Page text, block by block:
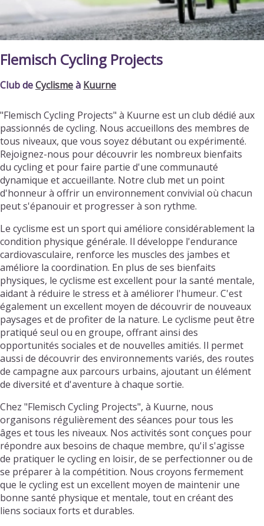
Flemisch Cycling Projects
Club deCyclismeà Kuurne
"Flemisch Cycling Projects" à Kuurne est un club dédié aux
passionnés de cycling. Nous accueillons des membres de
tous niveaux, que vous soyez débutant ou expérimenté.
Rejoignez-nous pour découvrir les nombreux bienfaits
du cycling et pour faire partie d'une communauté
dynamique et accueillante. Notre club met un point
d'honneur à offrir un environnement convivial où chacun
peut s'épanouir et progresser à son rythme.
Le cyclisme est un sport qui améliore considérablement la
condition physique générale. Il développe l'endurance
cardiovasculaire, renforce les muscles des jambes et
améliore la coordination. En plus de ses bienfaits
physiques, le cyclisme est excellent pour la santé mentale,
aidant à réduire le stress et à améliorer l'humeur. C'est
également un excellent moyen de découvrir de nouveaux
paysages et de profiter de la nature. Le cyclisme peut être
pratiqué seul ou en groupe, offrant ainsi des
opportunités sociales et de nouvelles amitiés. Il permet
aussi de découvrir des environnements variés, des routes
de campagne aux parcours urbains, ajoutant un élément
de diversité et d'aventure à chaque sortie.
Chez "Flemisch Cycling Projects", à Kuurne, nous
organisons régulièrement des séances pour tous les
âges et tous les niveaux. Nos activités sont conçues pour
répondre aux besoins de chaque membre, qu'il s'agisse
de pratiquer le cycling en loisir, de se perfectionner ou de
se préparer à la compétition. Nous croyons fermement
que le cycling est un excellent moyen de maintenir une
bonne santé physique et mentale, tout en créant des
liens sociaux forts et durables.